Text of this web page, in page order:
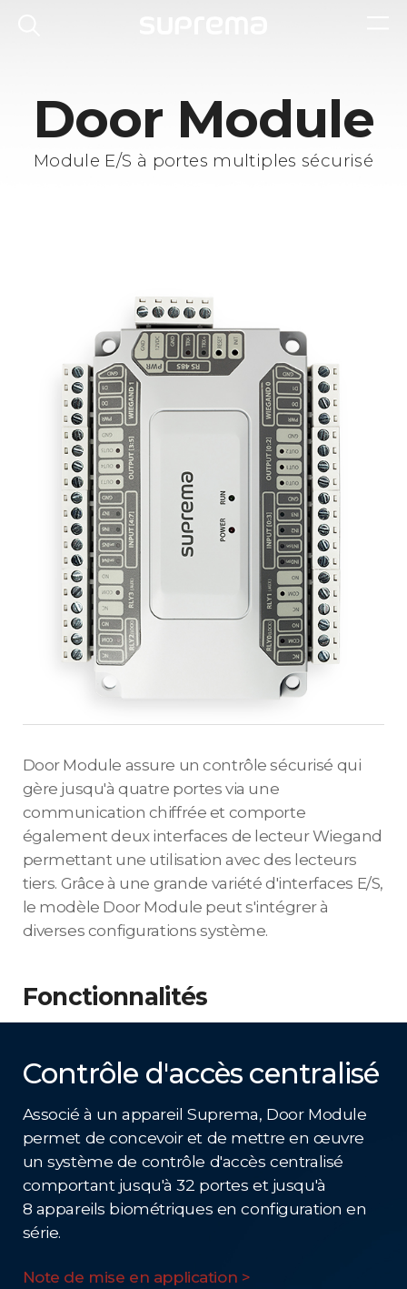
Door Module
Module E/S à portes multiples sécurisé
Door Module assure un contrôle sécurisé qui
gère jusqu'à quatre portes via une
communication chiffrée et comporte
également deux interfaces de lecteur Wiegand
permettant une utilisation avec des lecteurs
tiers. Grâce à une grande variété d'interfaces E/S,
le modèle Door Module peut s'intégrer à
diverses configurations système.
Fonctionnalités
Contrôle d'accès centralisé
Associé à un appareil Suprema, Door Module
permet de concevoir et de mettre en œuvre
un système de contrôle d'accès centralisé
comportant jusqu'à 32 portes et jusqu'à
8 appareils biométriques en configuration en
série.
Note de mise en application >